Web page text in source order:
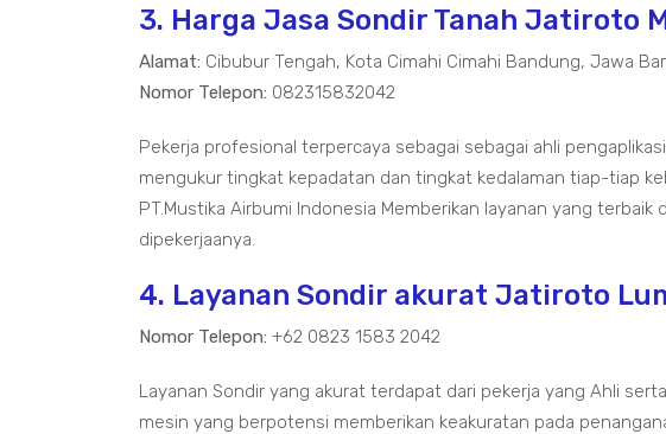
3. Harga Jasa Sondir Tanah Jatiroto
Alamat: Cibubur Tengah, Kota Cimahi Cimahi Bandung, Jawa
Nomor Telepon: 082315832042
Pekerja profesional terpercaya sebagai sebagai ahli
mengukur tingkat kepadatan dan tingkat kedalaman tiap-tiap
PT.Mustika Airbumi Indonesia Memberikan layanan yang
dipekerjaanya.
4. Layanan Sondir akurat Jatiroto
Nomor Telepon: +62 0823 1583 2042
Layanan Sondir yang akurat terdapat dari pekerja yang Ahli
mesin yang berpotensi memberikan keakuratan pada